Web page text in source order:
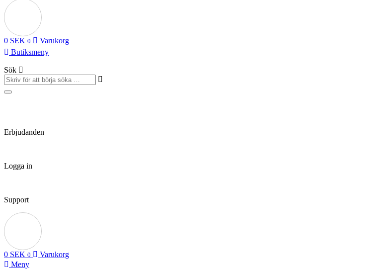
0 SEK 0
Varukorg
Butiksmeny
Sök
Erbjudanden
Logga in
Support
0 SEK 0
Varukorg
Meny